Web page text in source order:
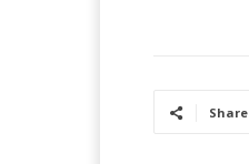
Share